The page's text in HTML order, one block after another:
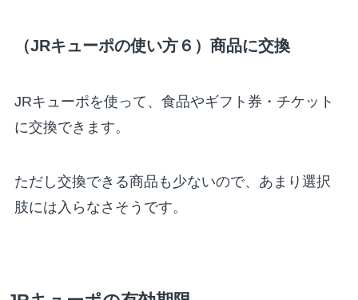
（JRキューポの使い方６）商品に交換
JRキューポを使って、食品やギフト券・チケット
に交換できます。
ただし交換できる商品も少ないので、あまり選択
肢には入らなさそうです。